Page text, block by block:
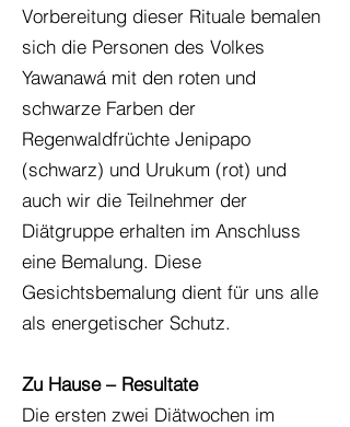
Vorbereitung dieser Rituale bemalen
sich die Personen des Volkes
Yawanawá mit den roten und
schwarze Farben der
Regenwaldfrüchte Jenipapo
(schwarz) und Urukum (rot) und
auch wir die Teilnehmer der
Diätgruppe erhalten im Anschluss
eine Bemalung. Diese
Gesichtsbemalung dient für uns alle
als energetischer Schutz.
Zu Hause – Resultate
Die ersten zwei Diätwochen im